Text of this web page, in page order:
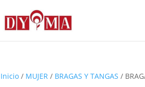
Inicio / MUJER / BRAGAS Y TANGAS /